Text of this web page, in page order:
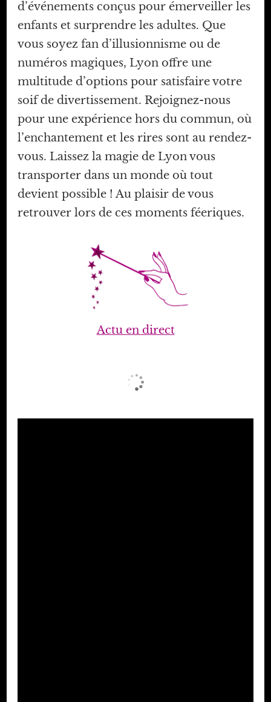
d’événements conçus pour émerveiller les
enfants et surprendre les adultes. Que
vous soyez fan d’illusionnisme ou de
numéros magiques, Lyon offre une
multitude d’options pour satisfaire votre
soif de divertissement. Rejoignez-nous
pour une expérience hors du commun, où
l’enchantement et les rires sont au rendez-
vous. Laissez la magie de Lyon vous
transporter dans un monde où tout
devient possible ! Au plaisir de vous
retrouver lors de ces moments féeriques.
Actu en direct